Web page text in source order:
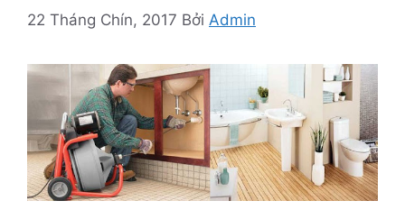
22 Tháng Chín, 2017 Bởi Admin